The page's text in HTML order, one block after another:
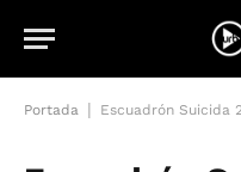
Portada Escuadrón Suicida